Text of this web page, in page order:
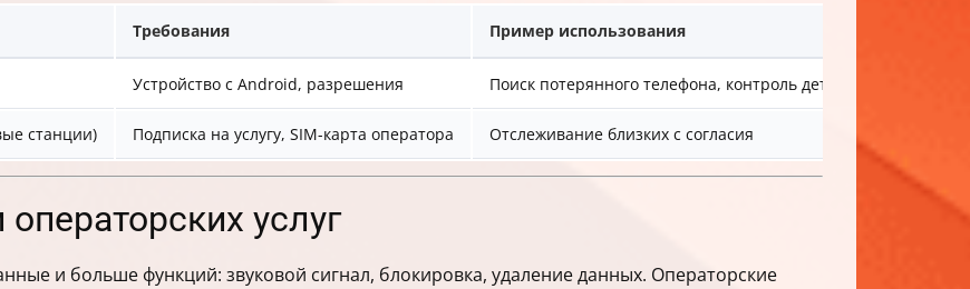
Требования Пример использования
Устройство с Android, разрешения Поиск потерянного телефона, контроль детей
станции) Подписка на услугу, SIM-карта оператора Отслеживание близких с согласия
услуг
и больше функций: звуковой сигнал, блокировка, удаление данных. Операторские